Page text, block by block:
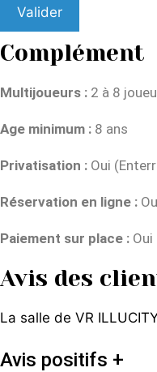
Valider
Complément
Multijoueurs : 2 à 8
Age minimum : 8 ans
Privatisation : Oui
Réservation en ligne :
Paiement sur place : Oui
Avis des
La salle de VR
Avis positifs +